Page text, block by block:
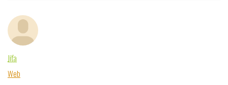
Jíťa
Web